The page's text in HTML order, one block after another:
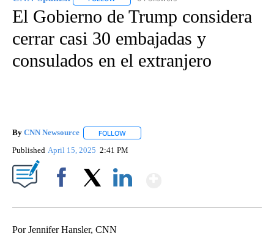
El Gobierno de Trump considera
cerrar casi 30 embajadas y
consulados en el extranjero
By CNN Newsource FOLLOW
Published April 15, 2025 2:41 PM
Por Jennifer Hansler, CNN